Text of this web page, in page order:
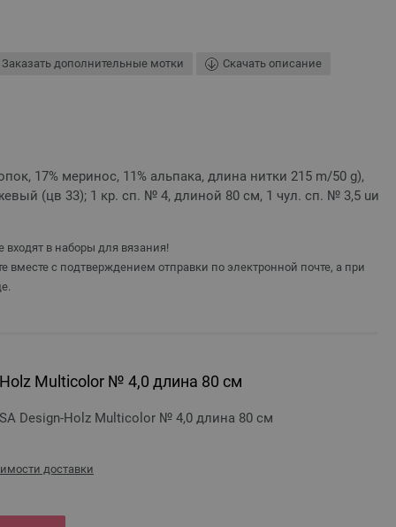
Заказать дополнительные мотки Скачать описание
17% меринос, 11% альпака, длина нитки 215 m/50 g),
(цв 33); 1 кр. сп. № 4, длиной 80 см, 1 чул. сп. № 3,5 uи
в наборы для вязания!
вместе с подтверждением отправки по электронной почте, а при
Multicolor № 4,0 длина 80 см
Design-Holz Multicolor № 4,0 длина 80 см
доставки